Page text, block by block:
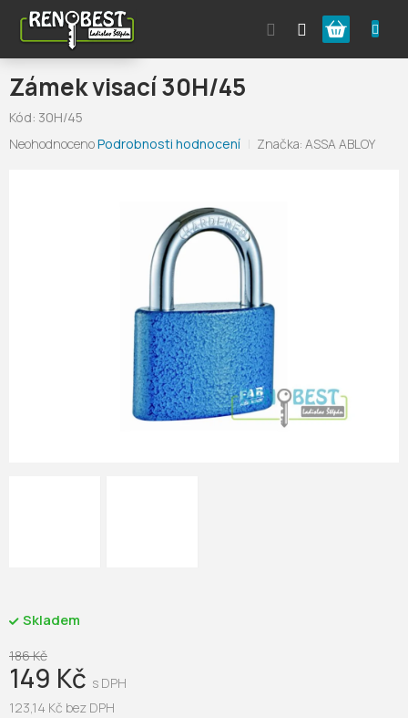
obsah
Nákupní
košík
Zámek visací 30H/45
Kód: 30H/45
Průměrné
NeohodnocenoPodrobnosti hodnocení Značka:ASSA ABLOY
186 Kč
149 Kč
123,14 Kč bez DPH
Skladem